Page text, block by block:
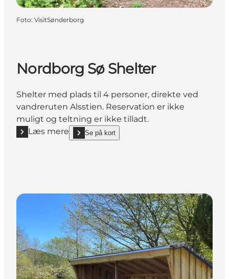
Foto: VisitSønderborg
Nordborg Sø Shelter
Shelter med plads til 4 personer, direkte ved
vandreruten Alsstien. Reservation er ikke
muligt og teltning er ikke tilladt.
Læs mere
Læs mere "Nordborg Sø Shelter"
Se på kort
show Nordborg Sø Shelter on_map